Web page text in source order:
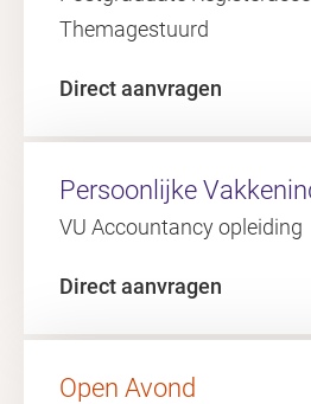
Themagestuurd
Direct aanvragen
Persoonlijke
VU Accountancy opleiding
Direct aanvragen
Open Avond